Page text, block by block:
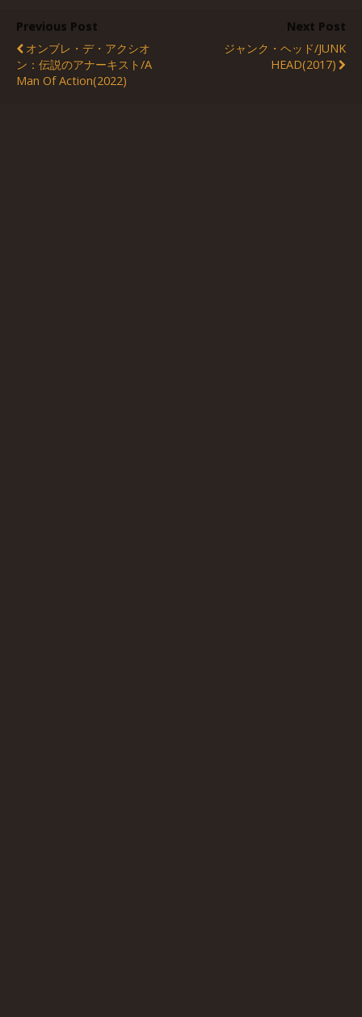
Previous Post
オンブレ・デ・アクシオ
ン：伝説のアナーキスト/A
Man Of Action(2022)
Next Post
ジャンク・ヘッド/JUNK
HEAD(2017)